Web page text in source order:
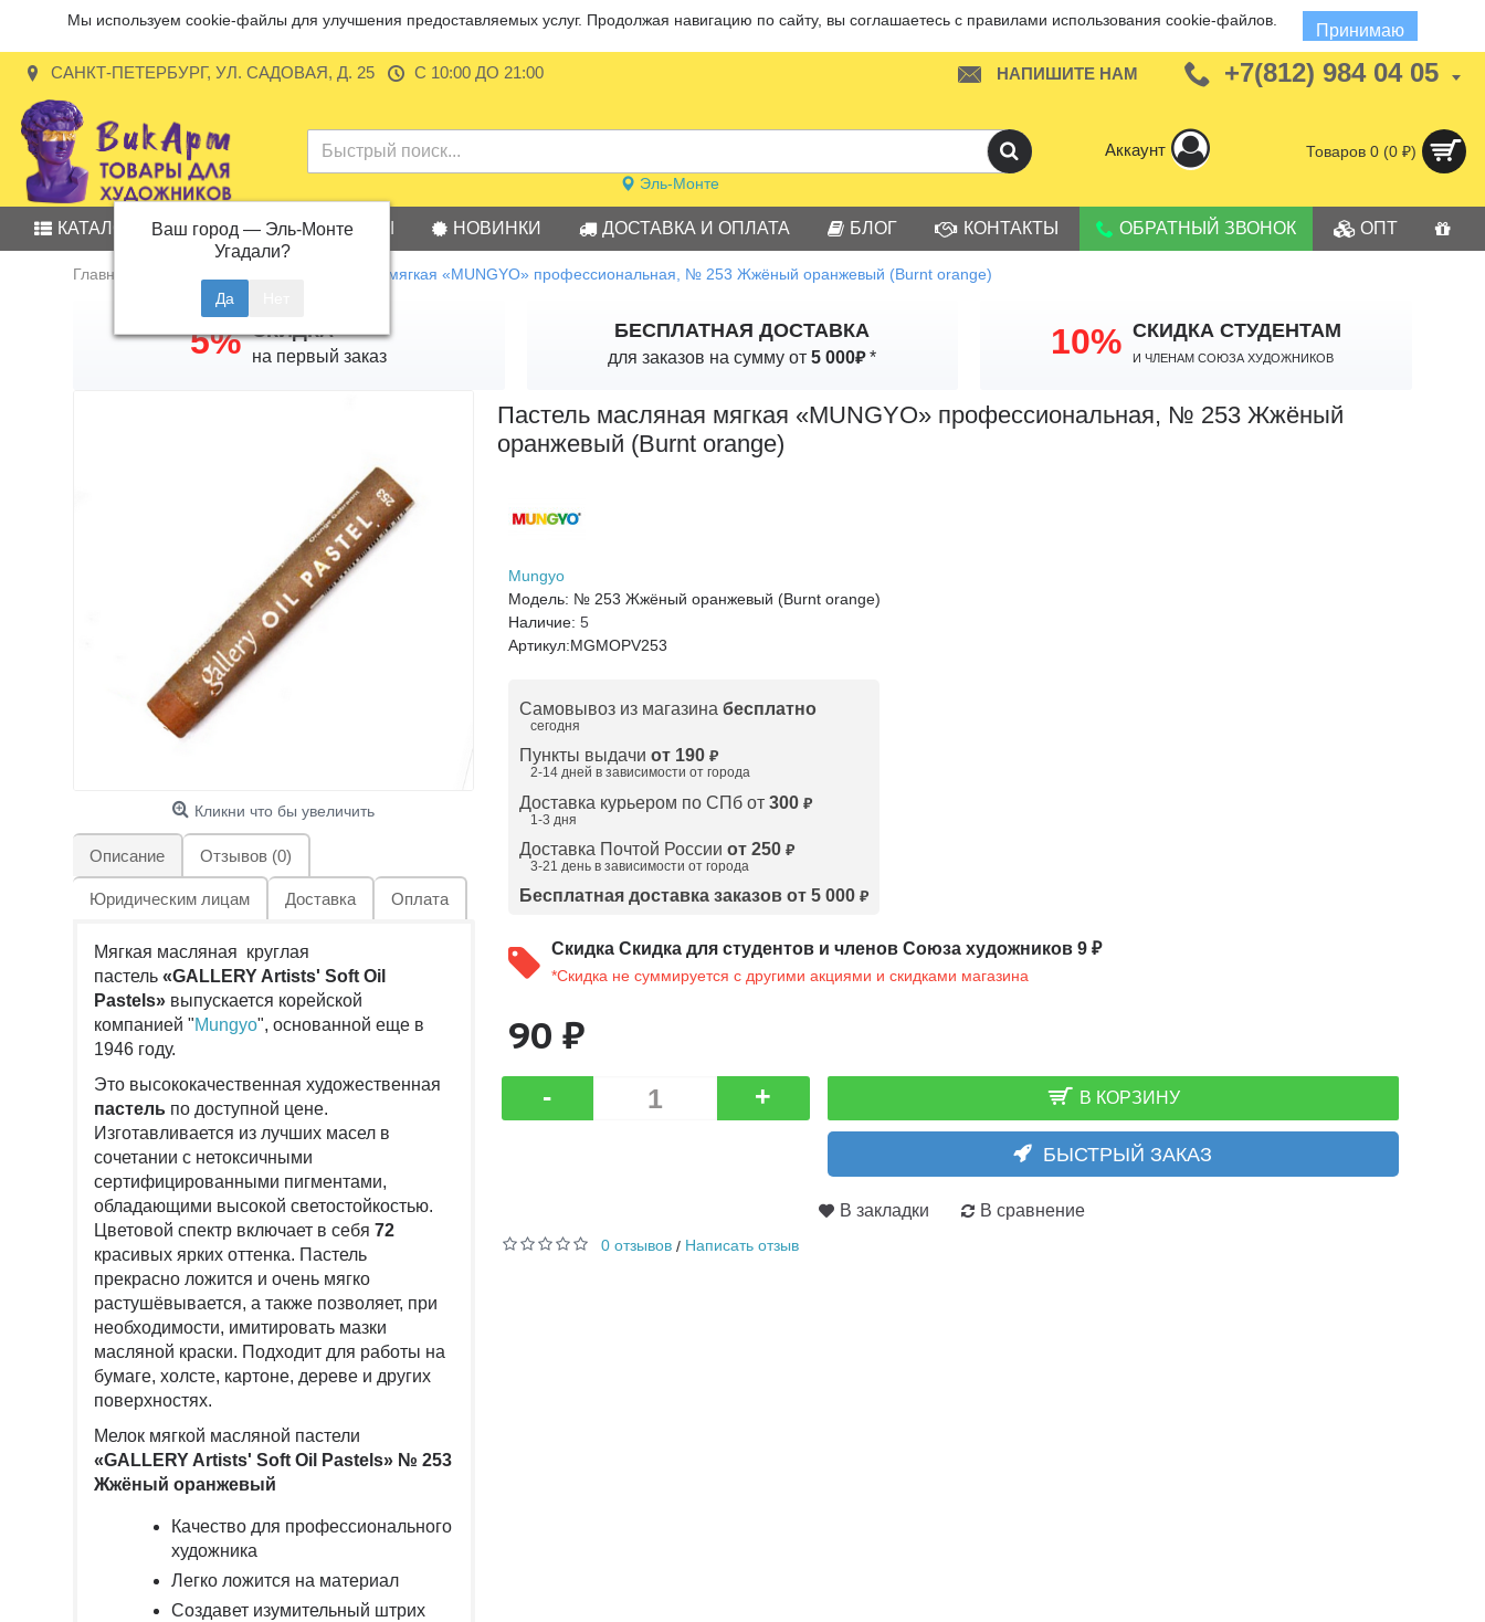
Мы используем cookie-файлы для улучшения предоставляемых услуг. Продолжая навигацию по сайту, вы соглашаетесь с правилами использования cookie-файлов.
Принимаю
САНКТ-ПЕТЕРБУРГ, УЛ. САДОВАЯ, Д. 25 С 10:00 ДО 21:00 НАПИШИТЕ НАМ +7(812) 984 04 05
Эль-Монте
Ваш город — Эль-Монте
Угадали?
Аккаунт Товаров 0 (0 ₽)
КАТАЛОГ АКЦИИ БРЕНДЫ НОВИНКИ ДОСТАВКА И ОПЛАТА БЛОГ КОНТАКТЫ ОБРАТНЫЙ ЗВОНОК ОПТ
Главная Пастель масляная мягкая «MUNGYO» профессиональная, № 253 Жжёный оранжевый (Burnt orange)
5% СКИДКА
на первый заказ
БЕСПЛАТНАЯ ДОСТАВКА
для заказов на сумму от5 000₽* 10% СКИДКА СТУДЕНТАМ
И членам Союза Художников
Кликни что бы увеличить
Описание Отзывов (0)
Юридическим лицам Доставка Оплата
Мягкая масляная круглая
пастель «GALLERY Artists' Soft Oil
Pastels» выпускается корейской
компанией "Mungyo", основанной еще в
1946 году.
Это высококачественная художественная
пастель по доступной цене.
Изготавливается из лучших масел в
сочетании с нетоксичными
сертифицированными пигментами,
обладающими высокой светостойкостью.
Цветовой спектр включает в себя 72
красивых ярких оттенка. Пастель
прекрасно ложится и очень мягко
растушёвывается, а также позволяет, при
необходимости, имитировать мазки
масляной краски. Подходит для работы на
бумаге, холсте, картоне, дереве и других
поверхностях.
Мелок мягкой масляной пастели
«GALLERY Artists' Soft Oil Pastels» № 253
Жжёный оранжевый
Качество для профессионального
художника
Легко ложится на материал
Создавет изумительный штрих
Пастель масляная мягкая «MUNGYO» профессиональная, № 253 Жжёный
оранжевый (Burnt orange)
Mungyo
Модель: № 253 Жжёный оранжевый (Burnt orange)
Наличие: 5
Артикул:MGMOPV253
Самовывоз из магазина бесплатно
сегодня
Пункты выдачи от 190 ₽
2-14 дней в зависимости от города
Доставка курьером по СПб от 300 ₽
1-3 дня
Доставка Почтой России от 250 ₽
3-21 день в зависимости от города
Бесплатная доставка заказов от 5 000₽
Скидка Скидка для студентов и членов Союза художников 9 ₽
*Скидка не суммируется с другими акциями и скидками магазина
90 ₽
- + В КОРЗИНУ
БЫСТРЫЙ ЗАКАЗ
В закладки В сравнение
0 отзывов/ Написать отзыв